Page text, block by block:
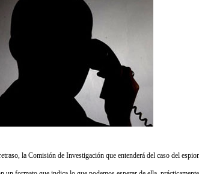
la Comisión de Investigación que entenderá del caso del